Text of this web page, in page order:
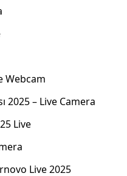
Webcam
2025 – Live Camera
Live
Live 2025